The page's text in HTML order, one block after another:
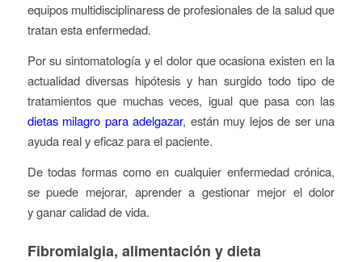
equipos multidisciplinaress de profesionales de la salud que
tratan esta enfermedad.
Por su sintomatología y el dolor que ocasiona existen en la
actualidad diversas hipótesis y han surgido todo tipo de
tratamientos que muchas veces, igual que pasa con las
dietas milagro para adelgazar, están muy lejos de ser una
ayuda real y eficaz para el paciente.
De todas formas como en cualquier enfermedad crónica,
se puede mejorar, aprender a gestionar mejor el dolor
y ganar calidad de vida.
Fibromialgia, alimentación y dieta